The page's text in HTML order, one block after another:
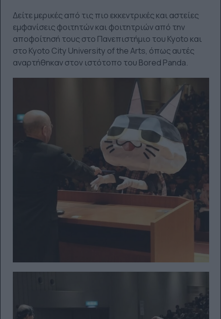
Δείτε μερικές από τις πιο εκκεντρικές και αστείες
εμφανίσεις φοιτητών και φοιτητριών από την
αποφοίτησή τους στο Πανεπιστήμιο του Kyoto και
στο Kyoto City University of the Arts, όπως αυτές
αναρτήθηκαν στον ιστότοπο του Bored Panda.